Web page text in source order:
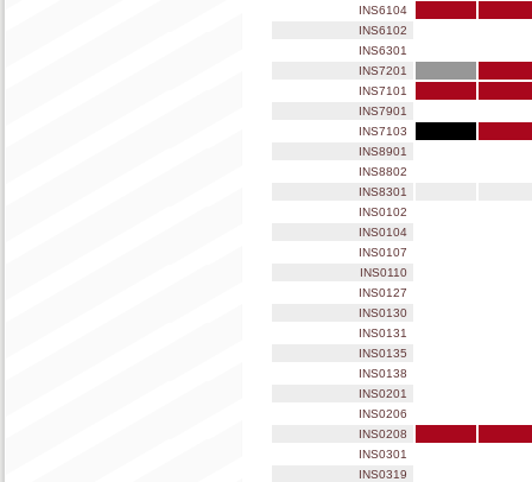
INS6104
INS6102
INS6301
INS7201
INS7101
INS7901
INS7103
INS8901
INS8802
INS8301
INS0102
INS0104
INS0107
INS0110
INS0127
INS0130
INS0131
INS0135
INS0138
INS0201
INS0206
INS0208
INS0301
INS0319